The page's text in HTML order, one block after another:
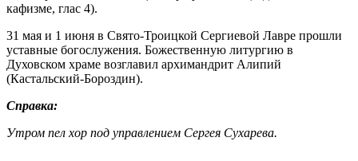
кафизме, глас 4).
31 мая и 1 июня в Свято-Троицкой Сергиевой Лавре прошли
уставные богослужения. Божественную литургию в
Духовском храме возглавил архимандрит Алипий
(Кастальский-Бороздин).
Справка:
Утром пел хор под управлением Сергея Сухарева.